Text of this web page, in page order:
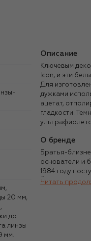
20 мм,
до
линзы
мм.
Описание
Ключевым
Icon, и эти
Для
дужками
ацетат,
гладкости.
О бренде
Братья-
основатели и
1984 году
Йорке, а
Читать